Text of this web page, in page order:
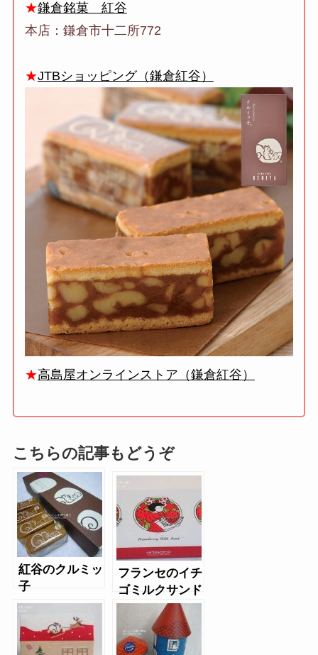
★鎌倉銘菓 紅谷
本店：鎌倉市十二所772
★JTBショッピング（鎌倉紅谷）
★高島屋オンラインストア（鎌倉紅谷）
こちらの記事もどうぞ
紅谷のクルミッ
子
フランセのイチ
ゴミルクサンド